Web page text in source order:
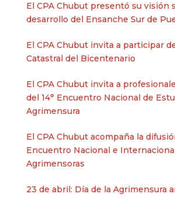
El CPA Chubut presentó su visión
desarrollo del Ensanche Sur de
El CPA Chubut invita a participar
Catastral del Bicentenario
El CPA Chubut invita a
del 14° Encuentro Nacional de
Agrimensura
El CPA Chubut acompaña la
Encuentro Nacional e
Agrimensoras
23 de abril: Día de la Agrimensura